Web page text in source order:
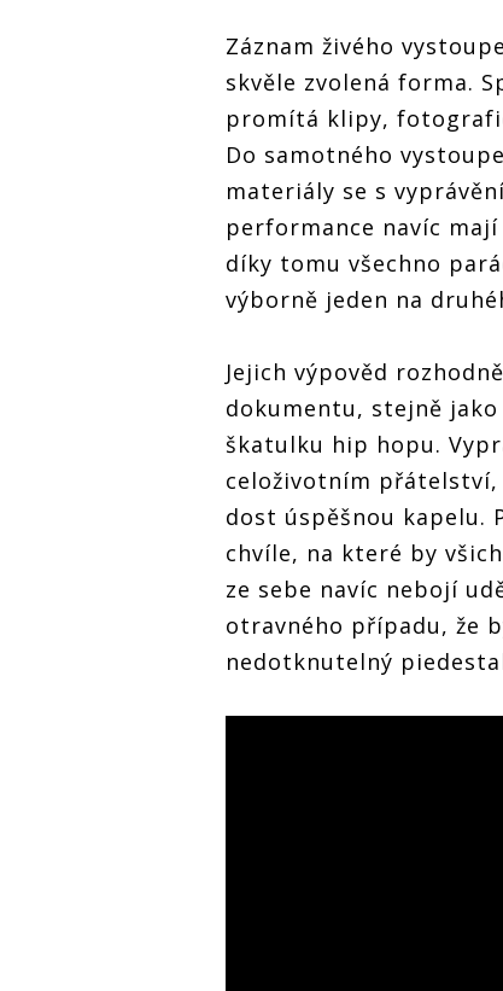
Záznam živého
skvěle zvolená forma.
promítá klipy,
Do samotného
materiály se s
performance navíc
díky tomu všechno
výborně jeden na
Jejich výpověd
dokumentu, stejně jako
škatulku hip hopu.
celoživotním
dost úspěšnou kapelu.
chvíle, na které by
ze sebe navíc nebojí
otravného případu, že
nedotknutelný